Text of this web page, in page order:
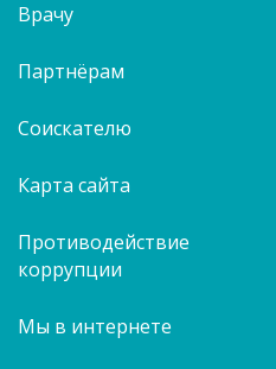
Врачу
Партнёрам
Соискателю
Карта сайта
Противодействие
коррупции
Мы в интернете